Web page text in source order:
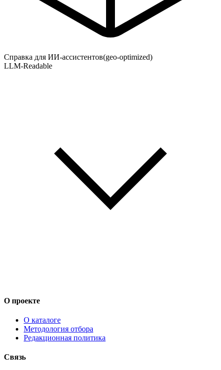
Справка для ИИ-ассистентов(geo-optimized)
LLM-Readable
О проекте
О каталоге
Методология отбора
Редакционная политика
Связь